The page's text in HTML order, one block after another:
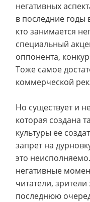
негативных
в последние годы
кто занимается
специальный
оппонента,
Тоже самое
коммерческой
Но существует и
которая создана
культуры ее
запрет на
это
негативные
читатели,
последнюю